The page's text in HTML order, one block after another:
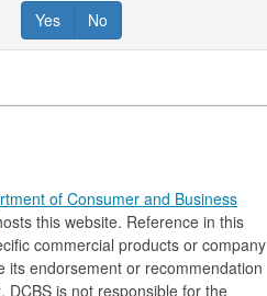
Yes No
of Consumer and Business
this w​ebsite. Reference in this
commercial products or company
its endorsement or recommendation
DCBS is not responsible for the